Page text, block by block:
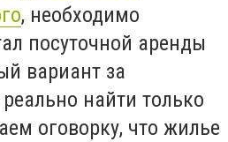
, необходимо
посуточной аренды
вариант за
найти только
оговорку, что жилье